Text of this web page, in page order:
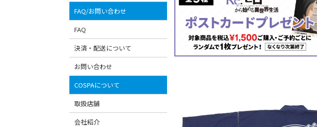
FAQ/お問い合わせ
FAQ
決済・配送について
お問い合わせ
COSPAについて
取扱店舗
会社紹介